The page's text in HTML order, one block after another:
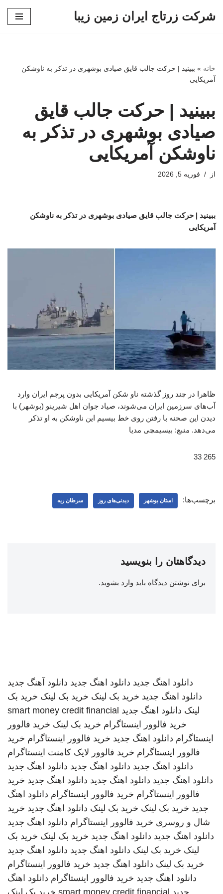
شرکت زرتاج ایران زمین زیبا
خانه » ببینید | حرکت جالب قایق صیادی بوشهری در تذکر به ناوشکن
آمریکایی
ببینید | حرکت جالب قایق
صیادی بوشهری در تذکر به
ناوشکن آمریکایی
از فوریه 5, 2026
ببینید | حرکت جالب قایق صیادی بوشهری در تذکر به ناوشکن
آمریکایی
ظاهرا در چند روز گذشته ناو شکن آمریکایی بدون پرچم ایران وارد
آب‌های سرزمین ایران می‌شوند، صیاد جوان اهل شیرینو (بوشهر) با
دیدن این صحنه با رفتن روی خط بیسیم این ناوشکن به او تذکر
می‌دهد. منبع: بیسیمچی مدیا
265 33
برچسب‌ها: استان بوشهر دیدنی‌های روز سرطان ریه
دیدگاهتان را بنویسید
برای نوشتن دیدگاه باید وارد بشوید.
دانلود اهنگ جدید دانلود اهنگ جدید دانلود آهنگ جدید
دانلود اهنگ جدید خرید بک لینک خرید بک لینک خرید بک
لینک دانلود اهنگ جدید smart money credit financial
خرید فالوور اینستاگرام خرید بک لینک خرید فالوور
اینستاگرام دانلود اهنگ جدید خرید فالوور اینستاگرام خرید
فالوور اینستاگرام خرید فالوور لایک کامنت اینستاگرام
دانلود اهنگ جدید دانلود اهنگ جدید دانلود اهنگ جدید
دانلود اهنگ جدید دانلود اهنگ جدید دانلود اهنگ جدید خرید
فالوور اینستاگرام خرید فالوور اینستاگرام دانلود اهنگ
جدید خرید بک لینک خرید بک لینک دانلود اهنگ جدید خرید
شال و روسری خرید فالوور اینستاگرام دانلود اهنگ جدید
دانلود اهنگ جدید دانلود اهنگ جدید خرید بک لینک خرید بک
لینک خرید بک لینک دانلود اهنگ جدید دانلود اهنگ جدید
خرید بک لینک دانلود اهنگ جدید خرید فالوور اینستاگرام
دانلود اهنگ جدید خرید فالوور اینستاگرام دانلود اهنگ